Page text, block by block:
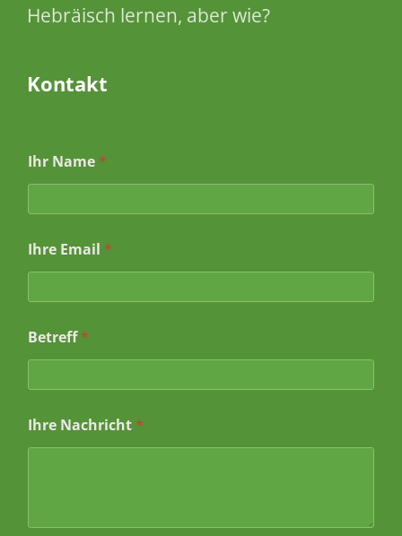
Hebräisch lernen, aber wie?
Kontakt
Ihr Name *
Ihre Email *
Betreff*
h
r
e
Ihre Nachricht *